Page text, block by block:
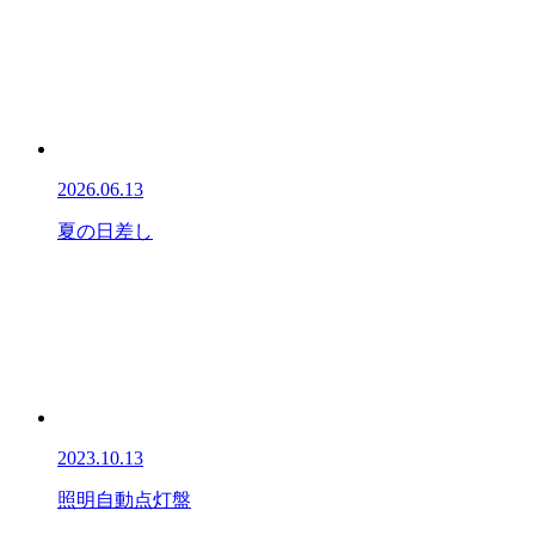
2026.06.13
夏の日差し
2023.10.13
照明自動点灯盤